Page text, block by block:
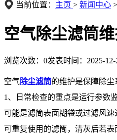
当前位置： 主页 > 新闻中心 >
空气除尘滤筒
浏览次数： 0发表时间：2025-12-
空气 除尘滤筒的维护是保障除
1、日常检查的重点是运行参数
可能是滤筒表面糊袋或过滤风
可重复使用的滤筒，清灰后若